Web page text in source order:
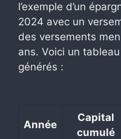
l’exemple d’un
2024 avec un
des versements
ans. Voici un
générés :
Année
Capital
cumulé